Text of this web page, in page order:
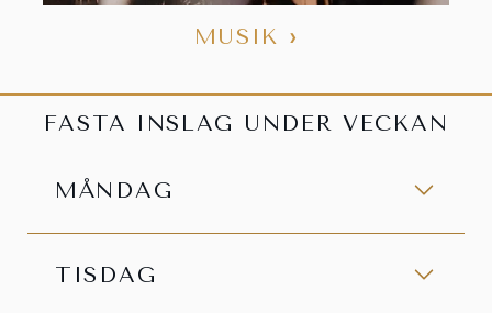
MUSIK ›
FASTA INSLAG UNDER VECKAN
MÅNDAG
TISDAG